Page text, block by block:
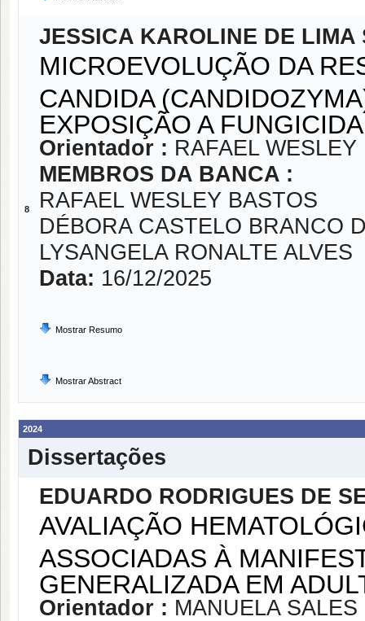
8
JESSICA KAROLINE DE LIMA
MICROEVOLUÇÃO DA
CANDIDA
EXPOSIÇÃO A FUNGICIDA
Orientador : RAFAEL WESLEY
MEMBROS DA BANCA :
RAFAEL WESLEY BASTOS
DÉBORA CASTELO BRANCO
LYSANGELA RONALTE ALVES
Data: 16/12/2025
Mostrar Resumo
Mostrar Abstract
2024
Dissertações
EDUARDO RODRIGUES DE
AVALIAÇÃO
ASSOCIADAS À
GENERALIZADA EM
Orientador : MANUELA